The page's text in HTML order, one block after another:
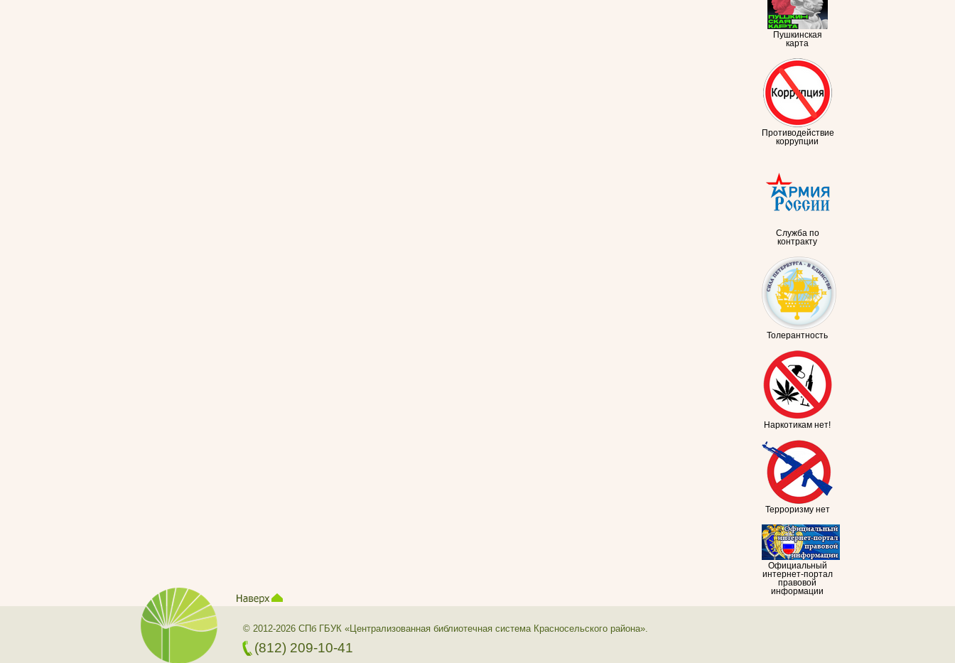
Пушкинская
карта
Противодействие
коррупции
Служба по
контракту
Толерантность
Наркотикам нет!
Терроризму нет
Официальный
интернет-портал
правовой
информации
© 2012-2026 СПб ГБУК «Централизованная библиотечная система Красносельского района».
(812) 209-10-41